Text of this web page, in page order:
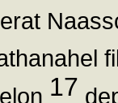
17